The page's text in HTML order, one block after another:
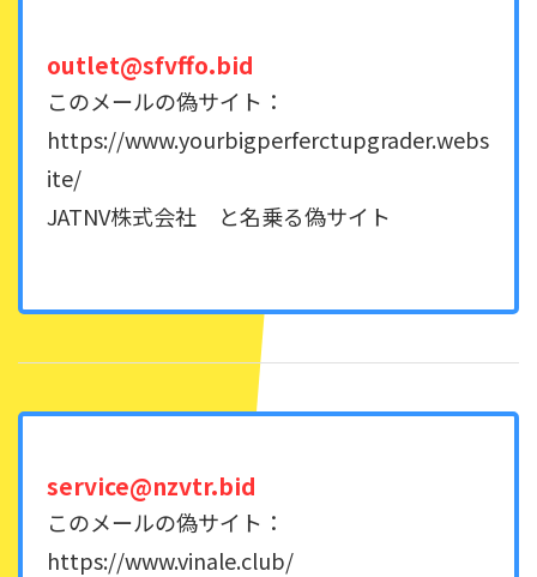
outlet@sfvffo.bid
このメールの偽サイト：
https://www.yourbigperferctupgrader.webs
ite/
JATNV株式会社 と名乗る偽サイト
service@nzvtr.bid
このメールの偽サイト：
https://www.vinale.club/